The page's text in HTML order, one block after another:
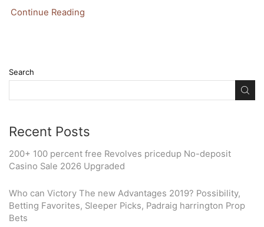
Continue Reading
Search
Recent Posts
200+ 100 percent free Revolves pricedup No-deposit
Casino Sale 2026 Upgraded
Who can Victory The new Advantages 2019? Possibility,
Betting Favorites, Sleeper Picks, Padraig harrington Prop
Bets